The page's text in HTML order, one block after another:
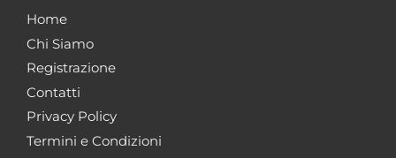
Home
Chi Siamo
Registrazione
Contatti
Privacy Policy
Termini e Condizioni